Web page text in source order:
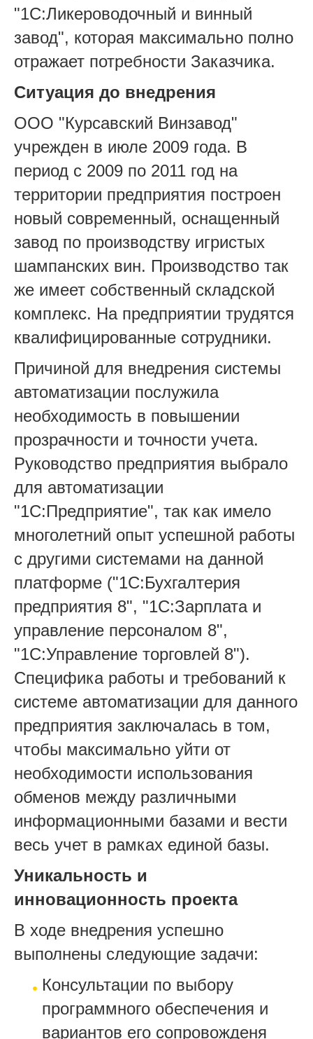
"1С:Ликероводочный и винный
завод", которая максимально полно
отражает потребности Заказчика.
Ситуация до внедрения
ООО "Курсавский Винзавод"
учрежден в июле 2009 года. В
период с 2009 по 2011 год на
территории предприятия построен
новый современный, оснащенный
завод по производству игристых
шампанских вин. Производство так
же имеет собственный складской
комплекс. На предприятии трудятся
квалифицированные сотрудники.
Причиной для внедрения системы
автоматизации послужила
необходимость в повышении
прозрачности и точности учета.
Руководство предприятия выбрало
для автоматизации
"1С:Предприятие", так как имело
многолетний опыт успешной работы
с другими системами на данной
платформе ("1С:Бухгалтерия
предприятия 8", "1С:Зарплата и
управление персоналом 8",
"1С:Управление торговлей 8").
Специфика работы и требований к
системе автоматизации для данного
предприятия заключалась в том,
чтобы максимально уйти от
необходимости использования
обменов между различными
информационными базами и вести
весь учет в рамках единой базы.
Уникальность и
инновационность проекта
В ходе внедрения успешно
выполнены следующие задачи:
Консультации по выбору
программного обеспечения и
вариантов его сопровожденя